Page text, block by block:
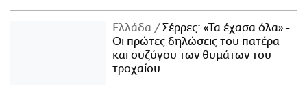
Ελλάδα
Σέρρες: «Τα έχασα όλα» -
Οι πρώτες δηλώσεις του πατέρα
και συζύγου των θυμάτων του
τροχαίου